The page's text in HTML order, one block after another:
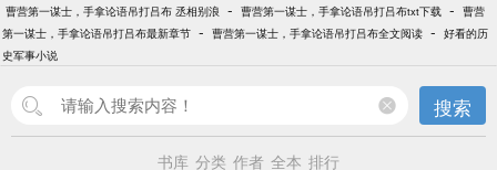
曹营第一谋士，手拿论语吊打吕布 丞相别浪 - 曹营第一谋士，手拿论语吊打吕布txt下载 - 曹营
第一谋士，手拿论语吊打吕布最新章节 - 曹营第一谋士，手拿论语吊打吕布全文阅读 - 好看的历
史军事小说
搜索
书库 分类 作者 全本 排行